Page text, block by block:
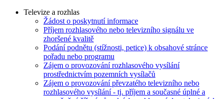
Televize a rozhlas
Žádost o poskytnutí informace
Příjem rozhlasového nebo televizního signálu ve
zhoršené kvalitě
Podání podnětu (stížnosti, petice) k obsahové stránce
pořadu nebo programu
Zájem o provozování rozhlasového vysílání
prostřednictvím pozemních vysílačů
Zájem o provozování převzatého televizního nebo
rozhlasového vysílání - tj. příjem a současné úplné a